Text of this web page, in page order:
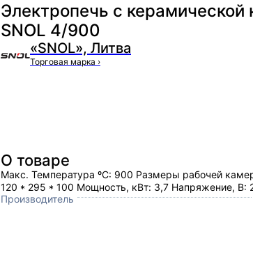
Электропечь с керамической
SNOL 4/900
«SNOL», Литва
Торговая марка ›
О товаре
Макс. Температура ºC: 900 Размеры рабочей
120 * 295 * 100 Мощность, кВт: 3,7 Напряжение, В:
Производитель